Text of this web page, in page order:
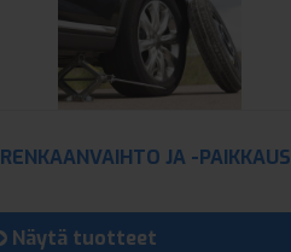
RENKAANVAIHTO JA -PAIKKAUS
Näytä tuotteet